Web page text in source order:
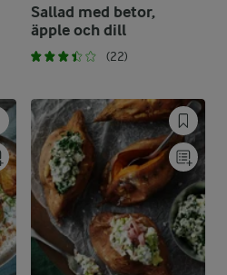
Sallad med betor,
äpple och dill
(22)